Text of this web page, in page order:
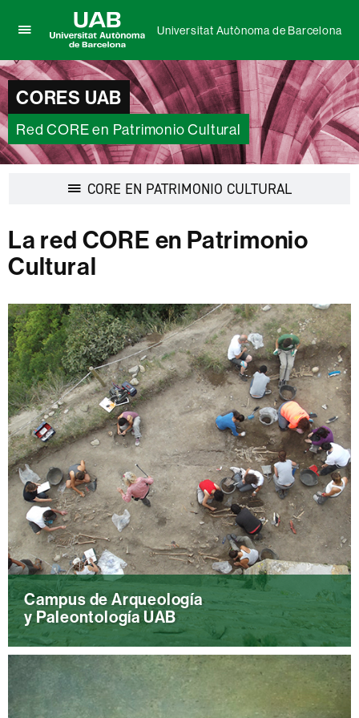
aquí
para
desplegar
el
menú
de
Universitat
Universitat
Autònoma
de
Universitat Autònoma de Barcelona
CORES UAB
Red CORE en Patrimonio Cultural
CORE EN PATRIMONIO CULTURAL
La red CORE en Patrimonio
Cultural
Campus de Arqueología
y Paleontología UAB
Conoce las diferentes sedes del Campus de
Arqueología de la UAB